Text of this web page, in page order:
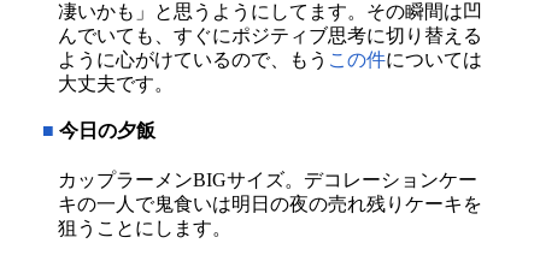
凄いかも」と思うようにしてます。その瞬間は凹
んでいても、すぐにポジティブ思考に切り替える
ように心がけているので、もう この件については
大丈夫です。
■ 今日の夕飯
カップラーメンBIGサイズ。デコレーションケー
キの一人で鬼食いは明日の夜の売れ残りケーキを
狙うことにします。